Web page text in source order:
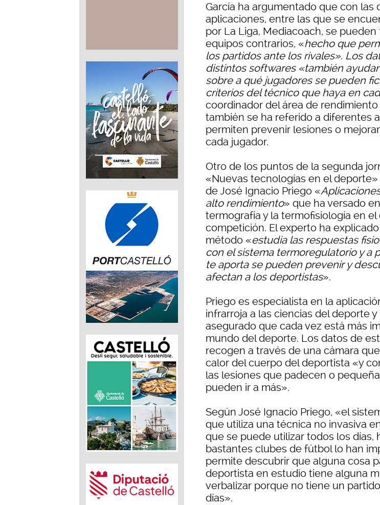
García ha argumentado que con las
aplicaciones, entre las que se
por La Liga, Mediacoach, se
equipos contrarios, «hecho que
los partidos ante los rivales». Los
distintos softwares «también
sobre a qué jugadores se pueden
criterios del técnico que haya en
coordinador del área de rendimiento
también se ha referido a diferentes
permiten prevenir lesiones o
cada jugador.
Otro de los puntos de la segunda
«Nuevas tecnologías en el
de José Ignacio Priego «
alto rendimiento» que ha versado
termografía y la termofisiología en
competición. El experto ha
método «estudia las respuestas
con el sistema termoregulatorio y a
te aporta se pueden prevenir y
afectan a los deportistas».
Priego es especialista en la
infrarroja a las ciencias del deporte y
asegurado que cada vez está más
mundo del deporte. Los datos de
recogen a través de una cámara
calor del cuerpo del deportista «y
las lesiones que padecen o
pueden ir a más».
Según José Ignacio Priego, «el
que utiliza una técnica no invasiva
que se puede utilizar todos los días,
bastantes clubes de fútbol lo han
permite descubrir que alguna cosa
deportista en estudio tiene alguna
verbalizar porque no tiene un
días».